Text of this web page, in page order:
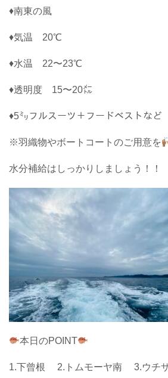
♦南東の風
♦気温 20℃
♦水温 22〜23℃
♦透明度 15〜20㍍
♦5㍉フルスーツ＋フードベストなど
※羽織物やボートコートのご用意を
水分補給はしっかりしましょう！！
本日のPOINT
1.下曾根 2.トムモーヤ南 3.ウチ